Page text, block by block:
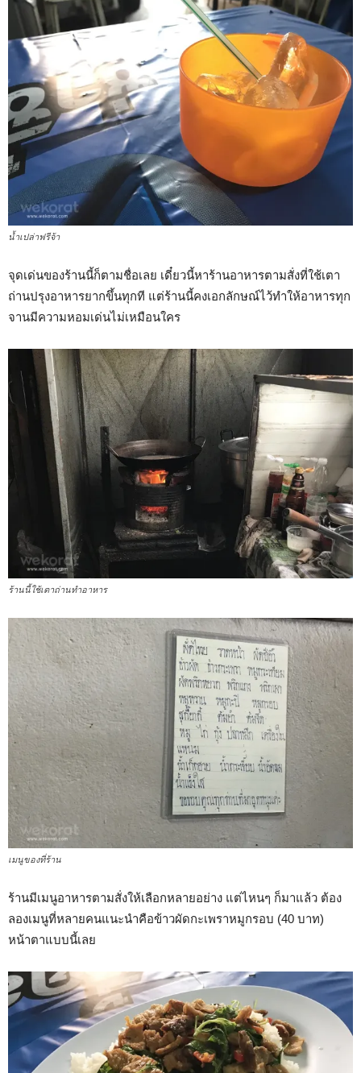
น้ำเปล่าฟรีจ้า
จุดเด่นของร้านนี้ก็ตามชื่อเลย เดี๋ยวนี้หาร้านอาหารตามสั่งที่ใช้เตา
ถ่านปรุงอาหารยากขึ้นทุกที แต่ร้านนี้คงเอกลักษณ์ไว้ทำให้อาหารทุก
จานมีความหอมเด่นไม่เหมือนใคร
ร้านนี้ใช้เตาถ่านทำอาหาร
เมนูของที่ร้าน
ร้านมีเมนูอาหารตามสั่งให้เลือกหลายอย่าง แต่ไหนๆ ก็มาแล้ว ต้อง
ลองเมนูที่หลายคนแนะนำคือข้าวผัดกะเพราหมูกรอบ (40 บาท)
หน้าตาแบบนี้เลย